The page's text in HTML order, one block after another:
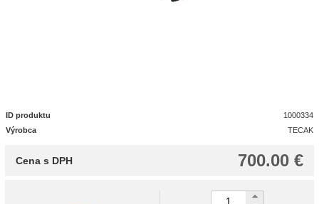
ID produktu
1000334
Výrobca
TECAK
700.00 €
Cena s DPH